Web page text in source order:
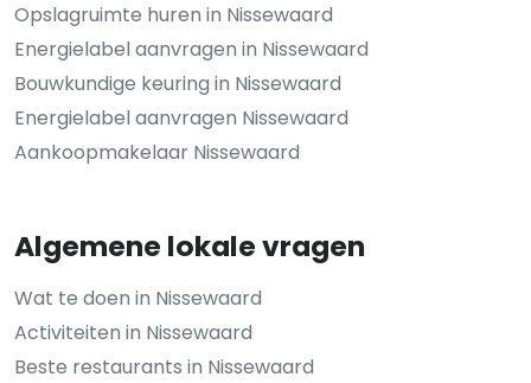
Opslagruimte huren in Nissewaard
Energielabel aanvragen in Nissewaard
Bouwkundige keuring in Nissewaard
Energielabel aanvragen Nissewaard
Aankoopmakelaar Nissewaard
Algemene lokale vragen
Wat te doen in Nissewaard
Activiteiten in Nissewaard
Beste restaurants in Nissewaard